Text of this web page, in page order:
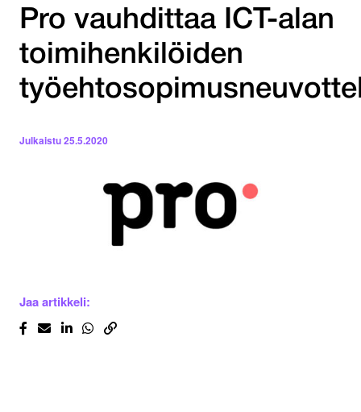
Pro vauhdittaa ICT-alan
toimihenkilöiden
Julkaistu25.5.2020
Jaa artikkeli: